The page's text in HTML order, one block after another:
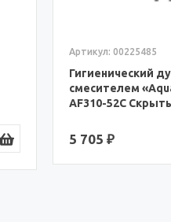
Артикул: 00225485
Гигиенический
смесителем
AF310-52С
5 705 ₽